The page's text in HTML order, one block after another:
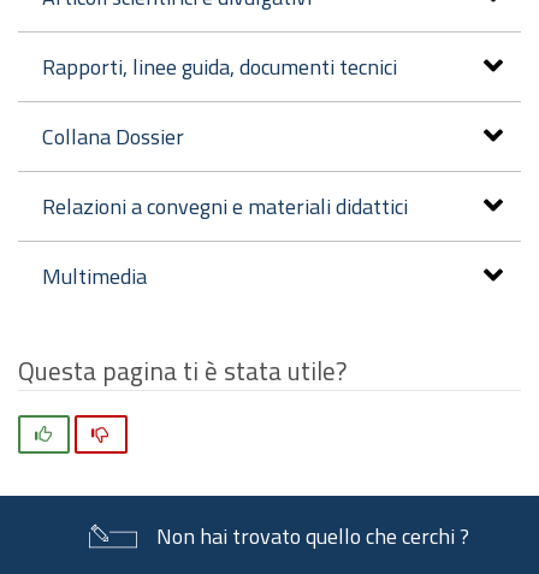
Rapporti, linee guida, documenti tecnici
Collana Dossier
Relazioni a convegni e materiali didattici
Multimedia
Questa pagina ti è stata utile?
Non hai trovato quello che cerchi ?